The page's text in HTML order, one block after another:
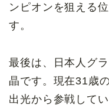
ンピオンを狙える
す。
最後は、日本人グ
晶です。現在31歳
出光から参戦してい